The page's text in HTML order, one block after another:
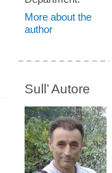
More about the
author
Sull’ Autore